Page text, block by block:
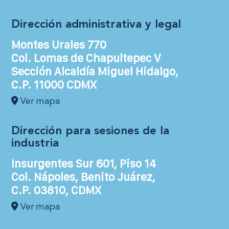
Dirección administrativa y legal
Montes Urales 770
Col. Lomas de Chapultepec V
Sección Alcaldía Miguel Hidalgo,
C.P. 11000 CDMX
Ver mapa
Dirección para sesiones de la
industria
Insurgentes Sur 601, Piso 14
Col. Nápoles, Benito Juárez,
C.P. 03810, CDMX
Ver mapa